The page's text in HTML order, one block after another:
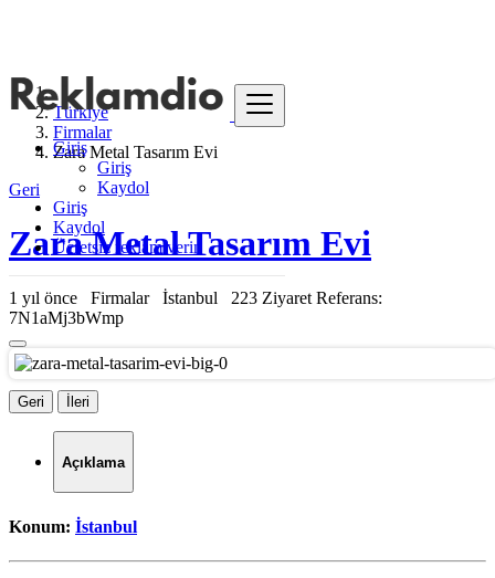
Giriş
Giriş
Kaydol
Giriş
Kaydol
Ücretsiz reklam verin
Türkiye
Firmalar
Zara Metal Tasarım Evi
Geri
Zara Metal Tasarım Evi
1 yıl önce Firmalar İstanbul 223 Ziyaret Referans:
7N1aMj3bWmp
Geri İleri
Açıklama
Konum: İstanbul